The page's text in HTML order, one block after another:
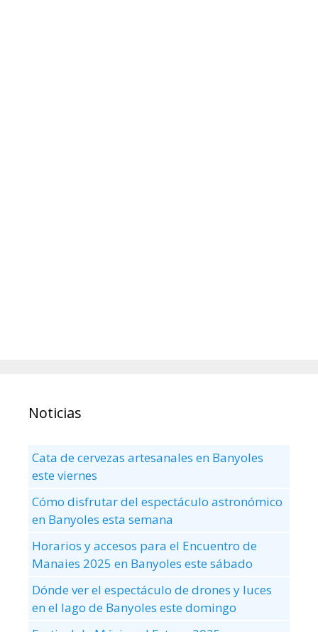
Noticias
Cata de cervezas artesanales en Banyoles
este viernes
Cómo disfrutar del espectáculo astronómico
en Banyoles esta semana
Horarios y accesos para el Encuentro de
Manaies 2025 en Banyoles este sábado
Dónde ver el espectáculo de drones y luces
en el lago de Banyoles este domingo